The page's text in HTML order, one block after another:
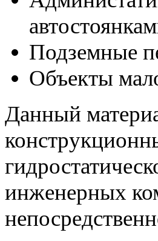
Подземные
Объекты
Данный
инженерных